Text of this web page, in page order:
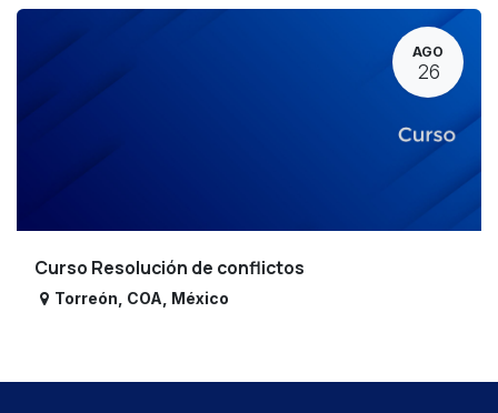
AGO
26
Curso Resolución de conflictos
Torreón COA México